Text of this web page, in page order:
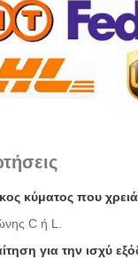
κύματος που
C ή L.
για την ισχύ